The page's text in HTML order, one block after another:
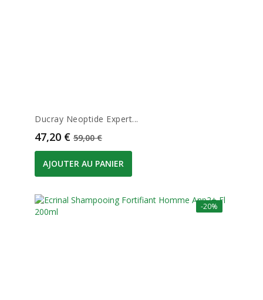
Ducray Neoptide Expert...
Prix
47,20 € Prix de base
59,00 €
AJOUTER AU PANIER
-20%